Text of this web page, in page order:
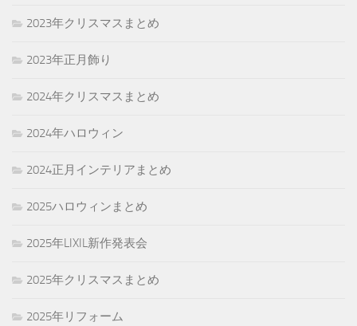
2023年クリスマスまとめ
2023年正月飾り
2024年クリスマスまとめ
2024年ハロウィン
2024正月インテリアまとめ
2025ハロウィンまとめ
2025年LIXIL新作発表会
2025年クリスマスまとめ
2025年リフォーム